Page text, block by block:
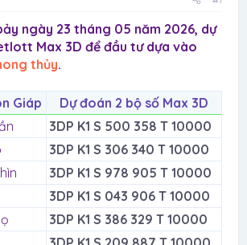
ngày 23 tháng 05 năm 2026, dự
Max 3D để đầu tư dựa vào
thủy.
Giáp
Dự đoán 2 bộ số Max 3D
3DP K1 S 500 358 T 10000
3DP K1 S 306 340 T 10000
3DP K1 S 978 905 T 10000
3DP K1 S 043 906 T 10000
3DP K1 S 386 329 T 10000